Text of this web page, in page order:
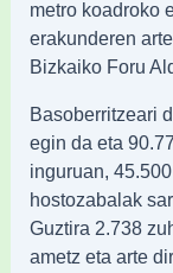
metro koadroko
erakunderen
Bizkaiko Foru
Basoberritzeari
egin da eta
inguruan,
hostozabalak
Guztira 2.738
ametz eta arte